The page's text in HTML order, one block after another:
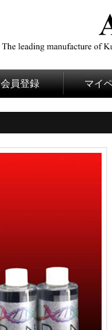
会員登録 マイ